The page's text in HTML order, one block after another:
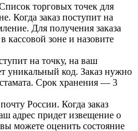
торговых точек для
Когда заказ поступит на
Для получения заказа
кассовой зоне и назовите
на точку, на ваш
уникальный код. Заказ нужно
Срок хранения — 3
России. Когда заказ
адрес придет извещение о
можете оценить состояние